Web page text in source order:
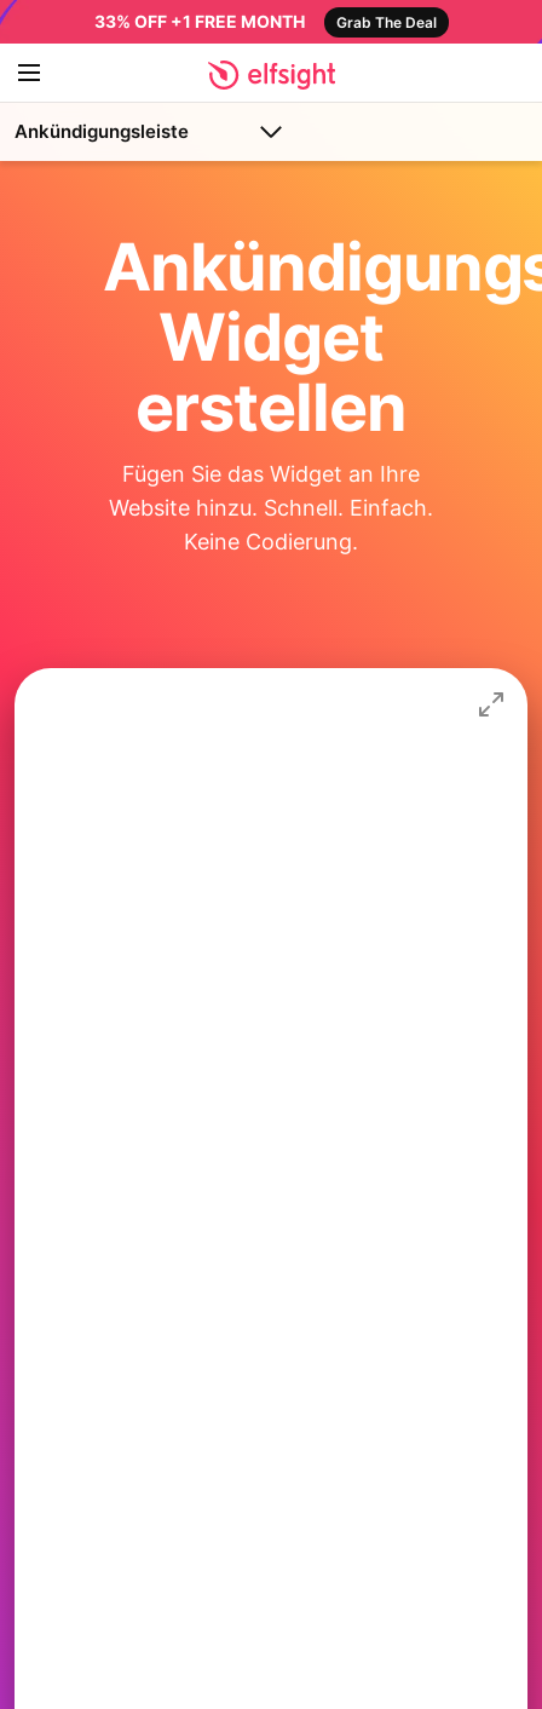
33% OFF +1 FREE MONTH Grab The Deal
Ankündigungsleiste
Widget
erstellen
Fügen Sie das Widget an Ihre
Website hinzu. Schnell. Einfach.
Keine Codierung.